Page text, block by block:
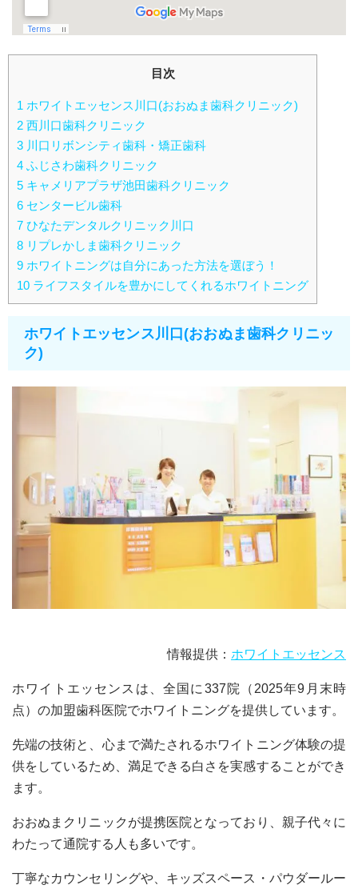
目次
1 ホワイトエッセンス川口(おおぬま歯科クリニック)
2 西川口歯科クリニック
3 川口リボンシティ歯科・矯正歯科
4 ふじさわ歯科クリニック
5 キャメリアプラザ池田歯科クリニック
6 センタービル歯科
7 ひなたデンタルクリニック川口
8 リプレかしま歯科クリニック
9 ホワイトニングは自分にあった方法を選ぼう！
10 ライフスタイルを豊かにしてくれるホワイトニング
ホワイトエッセンス川口(おおぬま歯科クリニッ
ク)
情報提供： ホワイトエッセンス
ホワイトエッセンスは、全国に337院（2025年9月末時
点）の加盟歯科医院でホワイトニングを提供しています。
先端の技術と、心まで満たされるホワイトニング体験の提
供をしているため、満足できる白さを実感することができ
ます。
おおぬまクリニックが提携医院となっており、親子代々に
わたって通院する人も多いです。
丁寧なカウンセリングや、キッズスペース・パウダールー